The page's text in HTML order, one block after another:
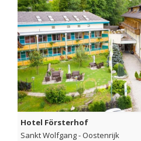
Hotel Försterhof
Sankt Wolfgang-Oostenrijk